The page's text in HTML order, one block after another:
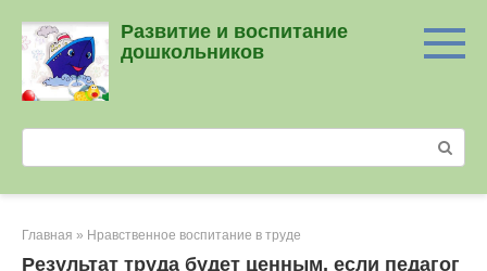
контенту
Развитие и воспитание
дошкольников
Главная » Нравственное воспитание в труде
Результат труда будет ценным, если педагог